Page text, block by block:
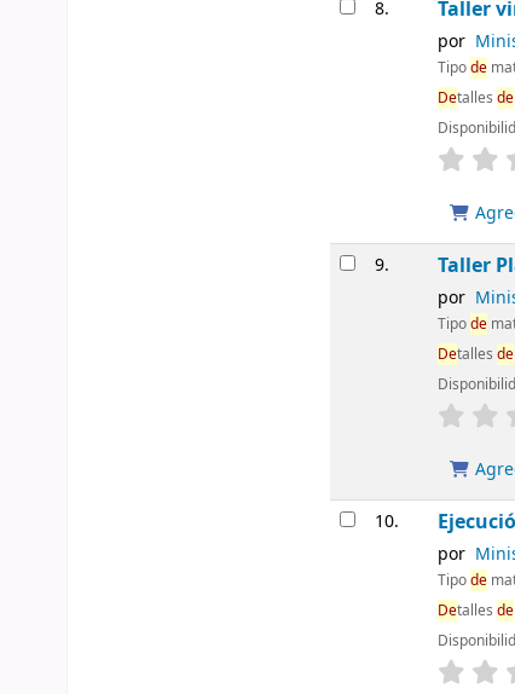
8. Taller
por
Tipode
Detallesde
9. Taller
por
Tipode
Detallesde
10.
por
Tipode
Detallesde